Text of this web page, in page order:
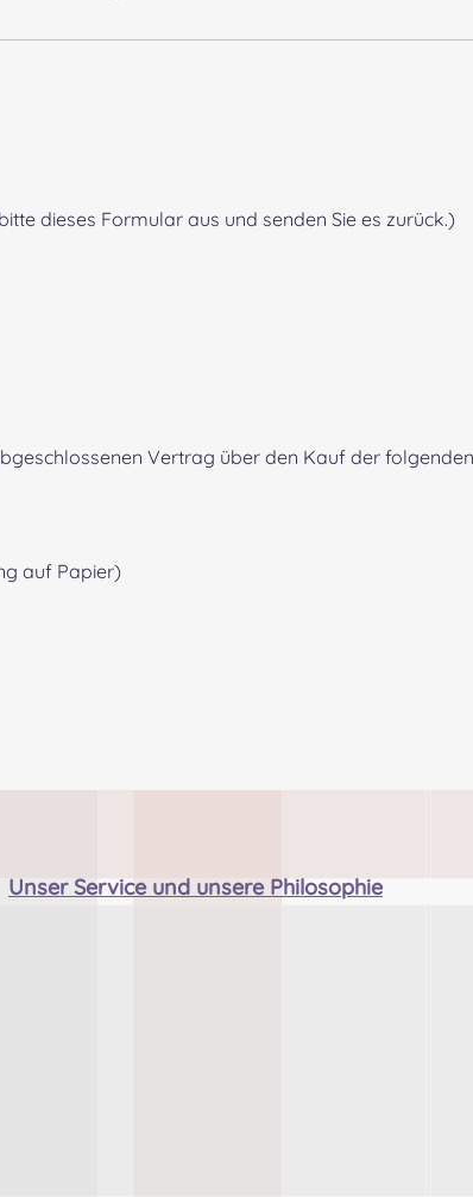
dieses Formular aus und senden Sie es zurück.)
Vertrag über den Kauf der
auf Papier)
Unser Service und unsere Philosophie